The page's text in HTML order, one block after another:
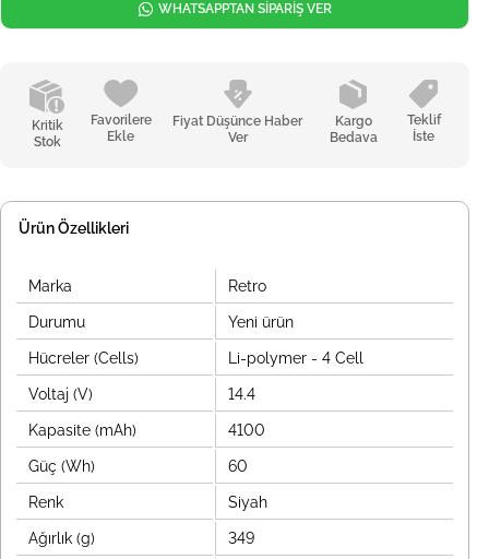
Kritik
Stok
Favorilere
Ekle
Fiyat Düşünce Haber
Ver
Kargo
Bedava
Teklif
İste
WHATSAPPTAN SİPARİŞ VER
Ürün Özellikleri
Marka Retro
Durumu Yeni ürün
Hücreler (Cells) Li-polymer - 4 Cell
Voltaj (V) 14.4
Kapasite (mAh) 4100
Güç (Wh) 60
Renk Siyah
Ağırlık (g) 349